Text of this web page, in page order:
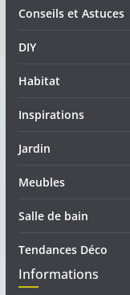
Conseils et Astuces
DIY
Habitat
Inspirations
Jardin
Meubles
Salle de bain
Tendances Déco
Informations